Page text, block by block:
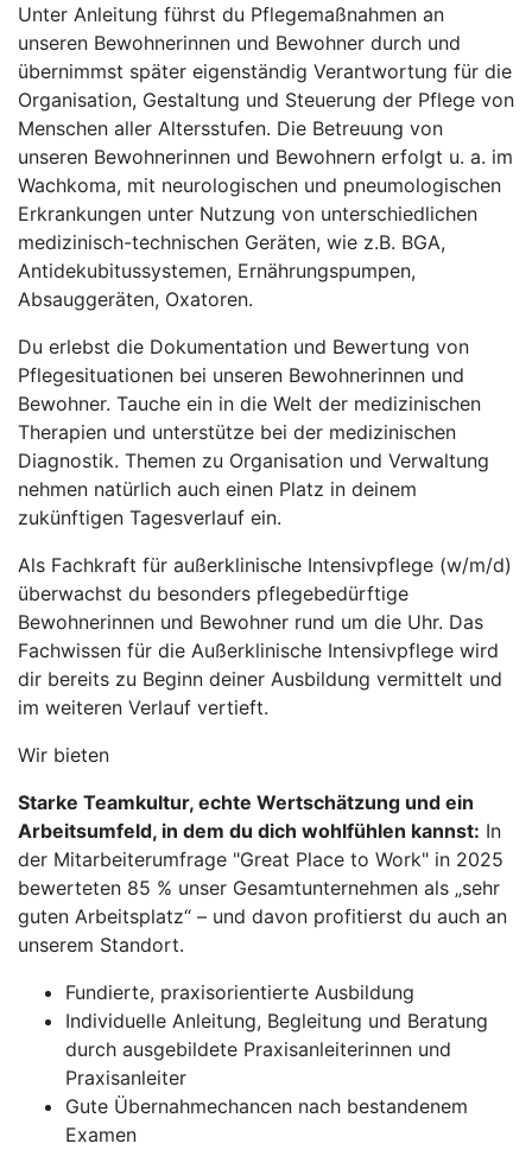
Unter Anleitung führst du Pflegemaßnahmen an
unseren Bewohnerinnen und Bewohner durch und
übernimmst später eigenständig Verantwortung für die
Organisation, Gestaltung und Steuerung der Pflege von
Menschen aller Altersstufen. Die Betreuung von
unseren Bewohnerinnen und Bewohnern erfolgt u. a. im
Wachkoma, mit neurologischen und pneumologischen
Erkrankungen unter Nutzung von unterschiedlichen
medizinisch-technischen Geräten, wie z.B. BGA,
Antidekubitussystemen, Ernährungspumpen,
Absauggeräten, Oxatoren.
Du erlebst die Dokumentation und Bewertung von
Pflegesituationen bei unseren Bewohnerinnen und
Bewohner. Tauche ein in die Welt der medizinischen
Therapien und unterstütze bei der medizinischen
Diagnostik. Themen zu Organisation und Verwaltung
nehmen natürlich auch einen Platz in deinem
zukünftigen Tagesverlauf ein.
Als Fachkraft für außerklinische Intensivpflege (w/m/d)
überwachst du besonders pflegebedürftige
Bewohnerinnen und Bewohner rund um die Uhr. Das
Fachwissen für die Außerklinische Intensivpflege wird
dir bereits zu Beginn deiner Ausbildung vermittelt und
im weiteren Verlauf vertieft.
Wir bieten
Starke Teamkultur, echte Wertschätzung und ein
Arbeitsumfeld, in dem du dich wohlfühlen kannst: In
der Mitarbeiterumfrage "Great Place to Work" in 2025
bewerteten 85 % unser Gesamtunternehmen als „sehr
guten Arbeitsplatz“ – und davon profitierst du auch an
unserem Standort.
Fundierte, praxisorientierte Ausbildung
Individuelle Anleitung, Begleitung und Beratung
durch ausgebildete Praxisanleiterinnen und
Praxisanleiter
Gute Übernahmechancen nach bestandenem
Examen